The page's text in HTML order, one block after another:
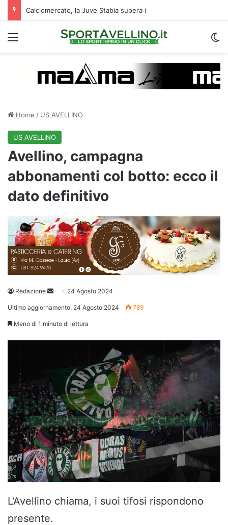
Menu
Home / US AVELLINO
US AVELLINO
Avellino, campagna
abbonamenti col botto: ecco il
dato definitivo
Redazione
Invia 24 Agosto 2024
Ultimo aggiornamento: 24 Agosto 2024 789
Meno di 1 minuto di lettura
L’Avellino chiama, i suoi tifosi rispondono
presente.